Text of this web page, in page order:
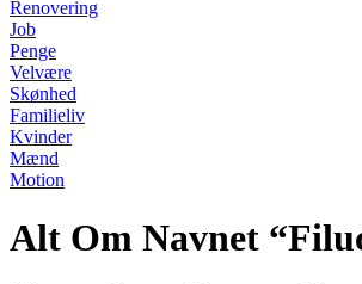
Renovering
Job
Penge
Velvære
Skønhed
Familieliv
Kvinder
Mænd
Motion
Alt Om Navnet